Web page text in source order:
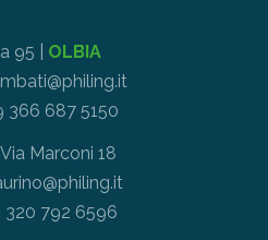
95 | OLBIA
366 687 5150
Via Marconi 18
320 792 6596